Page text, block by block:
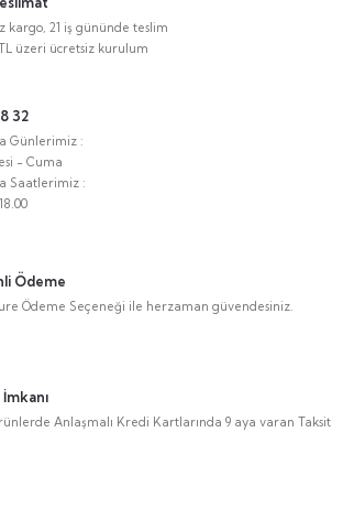
kargo, 21 iş gününde teslim
üzeri ücretsiz kurulum
32
Günlerimiz :
- Cuma
Saatlerimiz :
Ödeme
Ödeme Seçeneği ile herzaman güvendesiniz.
Anlaşmalı Kredi Kartlarında 9 aya varan Taksit